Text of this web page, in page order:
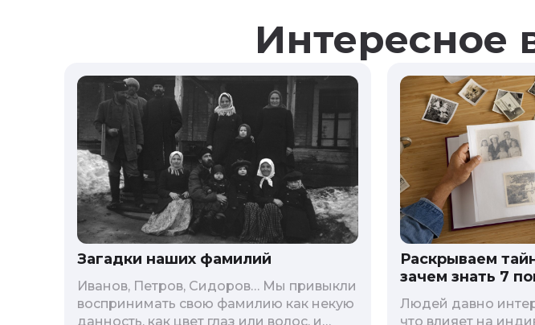
Интересное
Загадки наших фамилий
Иванов, Петров, Сидоров… Мы привыкли
воспринимать свою фамилию как некую
данность, как цвет глаз или волос, и
Раскрываем
зачем знать 7
Людей давно
что влияет на